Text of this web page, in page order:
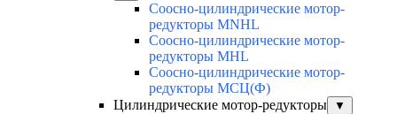
Соосно-цилиндрические мотор-
редукторы MNHL
Соосно-цилиндрические мотор-
редукторы MHL
Соосно-цилиндрические мотор-
редукторы МСЦ(Ф)
Цилиндрические мотор-редукторы
▼